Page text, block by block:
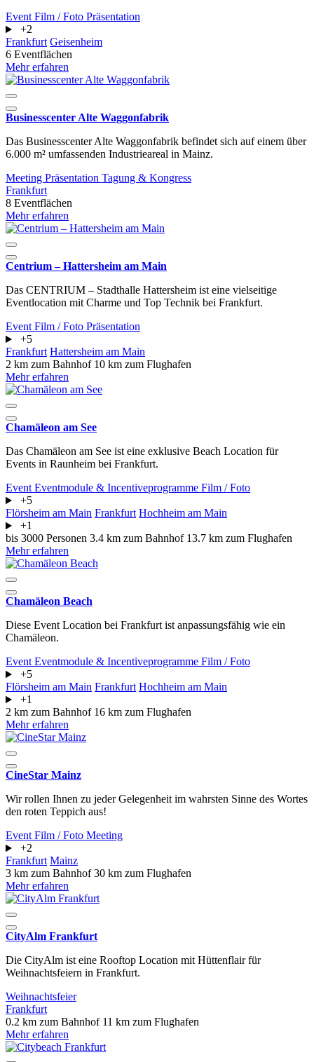
Event Film / Foto Präsentation
+2
Frankfurt Geisenheim
6 Eventflächen
Mehr erfahren
Businesscenter Alte Waggonfabrik
Das Businesscenter Alte Waggonfabrik befindet sich auf einem über
6.000 m² umfassenden Industrieareal in Mainz.
Meeting Präsentation Tagung & Kongress
Frankfurt
8 Eventflächen
Mehr erfahren
Centrium – Hattersheim am Main
Das CENTRIUM – Stadthalle Hattersheim ist eine vielseitige
Eventlocation mit Charme und Top Technik bei Frankfurt.
Event Film / Foto Präsentation
+5
Frankfurt Hattersheim am Main
2 km zum Bahnhof 10 km zum Flughafen
Mehr erfahren
Chamäleon am See
Das Chamäleon am See ist eine exklusive Beach Location für
Events in Raunheim bei Frankfurt.
Event Eventmodule & Incentiveprogramme Film / Foto
+5
Flörsheim am Main Frankfurt Hochheim am Main
+1
bis 3000 Personen 3.4 km zum Bahnhof 13.7 km zum Flughafen
Mehr erfahren
Chamäleon Beach
Diese Event Location bei Frankfurt ist anpassungsfähig wie ein
Chamäleon.
Event Eventmodule & Incentiveprogramme Film / Foto
+5
Flörsheim am Main Frankfurt Hochheim am Main
+1
2 km zum Bahnhof 16 km zum Flughafen
Mehr erfahren
CineStar Mainz
Wir rollen Ihnen zu jeder Gelegenheit im wahrsten Sinne des Wortes
den roten Teppich aus!
Event Film / Foto Meeting
+2
Frankfurt Mainz
3 km zum Bahnhof30 km zum Flughafen
Mehr erfahren
CityAlm Frankfurt
Die CityAlm ist eine Rooftop Location mit Hüttenflair für
Weihnachtsfeiern in Frankfurt.
Weihnachtsfeier
Frankfurt
0.2 km zum Bahnhof 11 km zum Flughafen
Mehr erfahren